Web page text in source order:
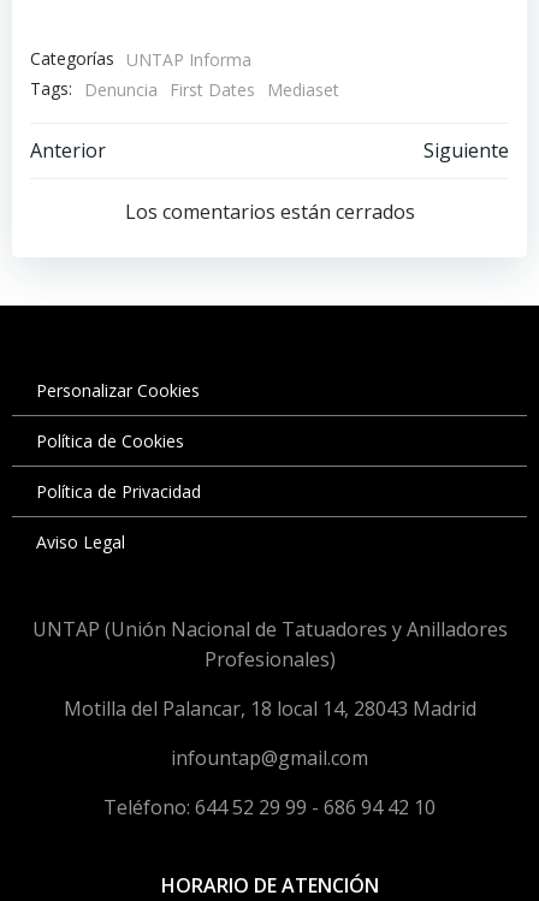
Categorías
UNTAP Informa
Tags:
Denuncia First Dates Mediaset
Navegación
las
Anterior
Navegación
por
las
Siguiente
Los comentarios están cerrados
Personalizar Cookies
Política de Cookies
Política de Privacidad
Aviso Legal
UNTAP (Unión Nacional de Tatuadores y Anilladores
Profesionales)
Motilla del Palancar, 18 local 14, 28043 Madrid
infountap@gmail.com
Teléfono: 644 52 29 99 - 686 94 42 10
HORARIO DE ATENCIÓN